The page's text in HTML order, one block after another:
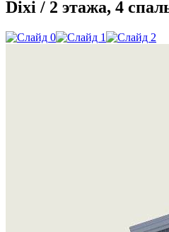
Dixi / 2 этажа, 4